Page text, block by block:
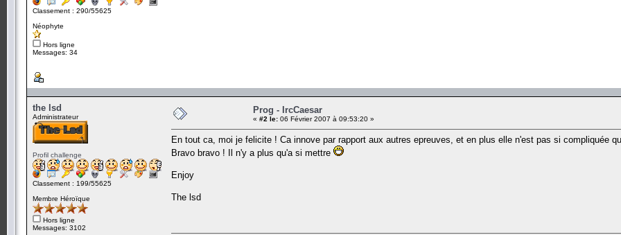
Classement : 290/55625
Néophyte
Hors ligne
Messages: 34
the lsd
Administrateur
Profil challenge
Classement : 199/55625
Membre Héroïque
Hors ligne
Messages: 3102
Prog - IrcCaesar
« #2 le: 06 Février 2007 à 09:53:20 »
En tout ca, moi je felicite ! Ca innove par rapport aux autres epreuves, et en plus elle n'est pas si compliquée
Bravo bravo ! Il n'y a plus qu'a si mettre
Enjoy
The lsd